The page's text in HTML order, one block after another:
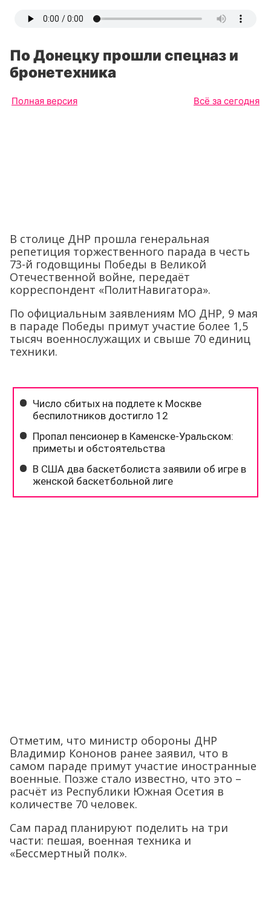
По Донецку прошли спецназ и
бронетехника
Полная версия Всё за сегодня
В столице ДНР прошла генеральная
репетиция торжественного парада в честь
73-й годовщины Победы в Великой
Отечественной войне, передаёт
корреспондент «ПолитНавигатора».
По официальным заявлениям МО ДНР, 9 мая
в параде Победы примут участие более 1,5
тысяч военнослужащих и свыше 70 единиц
техники.
Отметим, что министр обороны ДНР
Владимир Кононов ранее заявил, что в
самом параде примут участие иностранные
военные. Позже стало известно, что это –
расчёт из Республики Южная Осетия в
количестве 70 человек.
Сам парад планируют поделить на три
части: пешая, военная техника и
«Бессмертный полк».